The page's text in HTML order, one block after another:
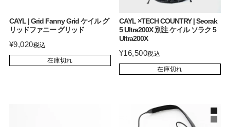
CAYL | Grid Fanny Grid ケイル グ
リッドファニー グリッド
¥9,020税込
在庫切れ
CAYL ×TECH COUNTRY | Seorak
5 Ultra200X 別注 ケイル ソラク 5
Ultra200X
¥16,500税込
在庫切れ